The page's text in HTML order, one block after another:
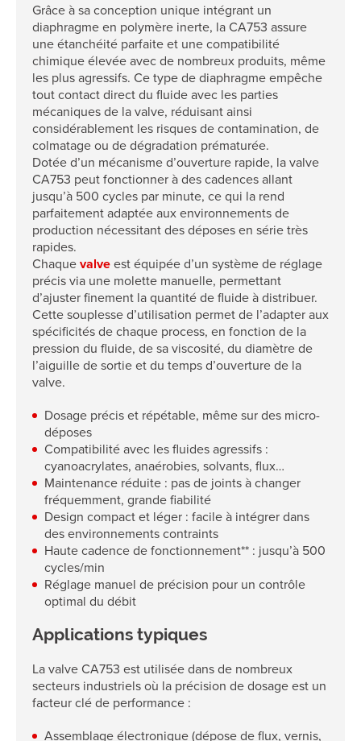
Grâce à sa conception unique intégrant un
diaphragme en polymère inerte, la CA753 assure
une étanchéité parfaite et une compatibilité
chimique élevée avec de nombreux produits, même
les plus agressifs. Ce type de diaphragme empêche
tout contact direct du fluide avec les parties
mécaniques de la valve, réduisant ainsi
considérablement les risques de contamination, de
colmatage ou de dégradation prématurée.
Dotée d’un mécanisme d’ouverture rapide, la valve
CA753 peut fonctionner à des cadences allant
jusqu’à 500 cycles par minute, ce qui la rend
parfaitement adaptée aux environnements de
production nécessitant des déposes en série très
rapides.
Chaquevalveest équipée d’un système de réglage
précis via une molette manuelle, permettant
d’ajuster finement la quantité de fluide à distribuer.
Cette souplesse d’utilisation permet de l’adapter aux
spécificités de chaque process, en fonction de la
pression du fluide, de sa viscosité, du diamètre de
l’aiguille de sortie et du temps d’ouverture de la
valve.
Dosage précis et répétable, même sur des micro-
déposes
Compatibilité avec les fluides agressifs :
cyanoacrylates, anaérobies, solvants, flux…
Maintenance réduite : pas de joints à changer
fréquemment, grande fiabilité
Design compact et léger : facile à intégrer dans
des environnements contraints
Haute cadence de fonctionnement** : jusqu’à 500
cycles/min
Réglage manuel de précision pour un contrôle
optimal du débit
Applications typiques
La valve CA753 est utilisée dans de nombreux
secteurs industriels où la précision de dosage est un
facteur clé de performance :
Assemblage électronique (dépose de flux, vernis,